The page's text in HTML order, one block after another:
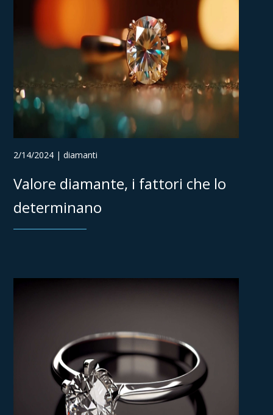
2/14/2024 | diamanti
Valore diamante, i fattori che lo
determinano